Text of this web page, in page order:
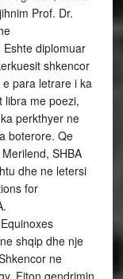
Prof. Dr.
diplomuar
shkencor
para letrare i ka
libra me poezi,
perkthyer ne
boterore. Qe
SHBA
dhe ne letersi
for
shqip dhe nje
ne
Fiton qendrimin